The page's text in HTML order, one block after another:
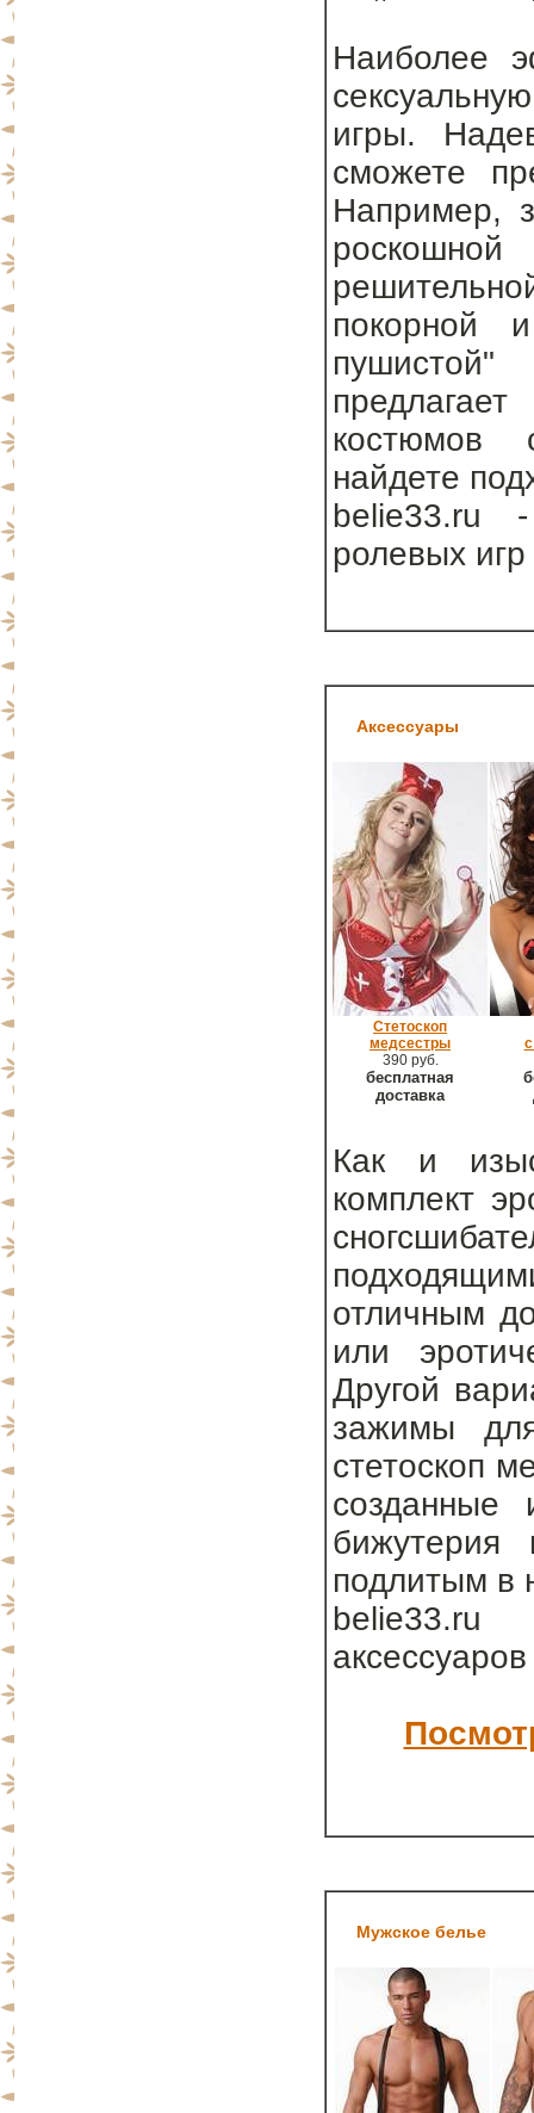
Наиболее
игры.
сможете
Например,
покорной
костюмов
найдете
belie33.ru
ролевых игр
Аксессуары
Стетоскоп
медсестры
390 руб.
бесплатная
доставка
Как и
комплект
отличным
или
Другой
зажимы
стетоскоп
созданные
подлитым в
belie33.ru
аксессуаров
Мужское белье